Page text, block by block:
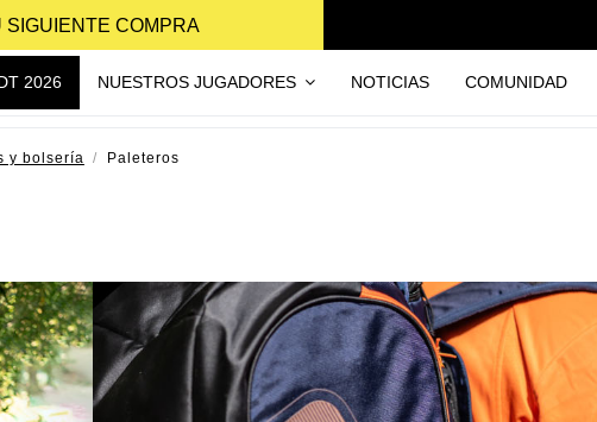
SIGUIENTE COMPRA
2026 NUESTROS JUGADORES NOTICIAS COMUNIDAD
y bolsería Paleteros